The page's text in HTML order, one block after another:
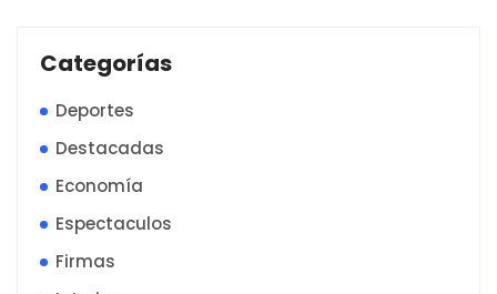
Categorías
Deportes
Destacadas
Economía
Espectaculos
Firmas